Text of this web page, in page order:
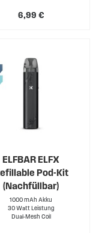
6,99 €
ELFBAR ELFX
Pod-Kit
(Nachfüllbar)
1000 mAh Akku
30 Watt Leistung
Dual-Mesh Coil